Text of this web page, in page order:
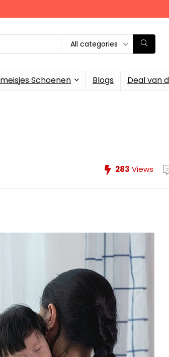
All categories
Schoenen Blogs Deal van
283 Views